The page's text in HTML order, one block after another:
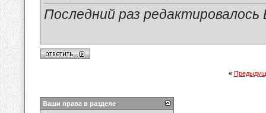
Последний раз
«
Ваши права в разделе